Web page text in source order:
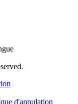
d'annulation